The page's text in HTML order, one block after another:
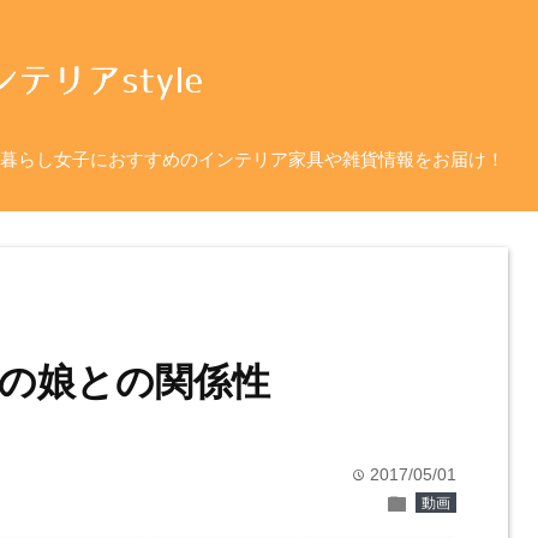
らし女子におすすめのインテリア家具や雑貨情報をお届け！
娘との関係性
time 2017/05/01
folder 動画